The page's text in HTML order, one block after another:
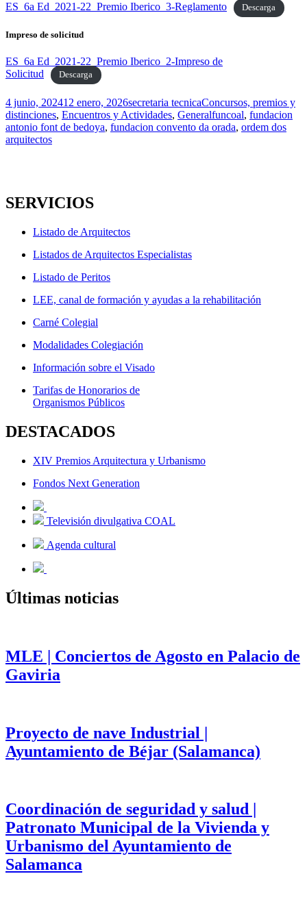
ES_6a Ed_2021-22_Premio Iberico_3-Reglamento Descarga
Impreso de solicitud
ES_6a Ed_2021-22_Premio Iberico_2-Impreso de
Solicitud
Descarga
Publicado
el
4 junio, 202412 enero, 2026Autor
secretaria tecnicaCategorías
Concursos, premios y
distinciones, Encuentros y Actividades, GeneralEtiquetas
funcoal, fundacion
antonio font de bedoya, fundacion convento da orada, ordem dos
arquitectos
SERVICIOS
Listado de Arquitectos
Listados de Arquitectos Especialistas
Listado de Peritos
LEE, canal de formación y ayudas a la rehabilitación
Carné Colegial
Modalidades Colegiación
Información sobre el Visado
Tarifas de Honorarios de
Organismos Públicos
DESTACADOS
XIV Premios Arquitectura y Urbanismo
Fondos Next Generation
Televisión divulgativa COAL
Agenda cultural
Últimas noticias
MLE | Conciertos de Agosto en Palacio de
Gaviria
Proyecto de nave Industrial |
Ayuntamiento de Béjar (Salamanca)
Coordinación de seguridad y salud |
Patronato Municipal de la Vivienda y
Urbanismo del Ayuntamiento de
Salamanca